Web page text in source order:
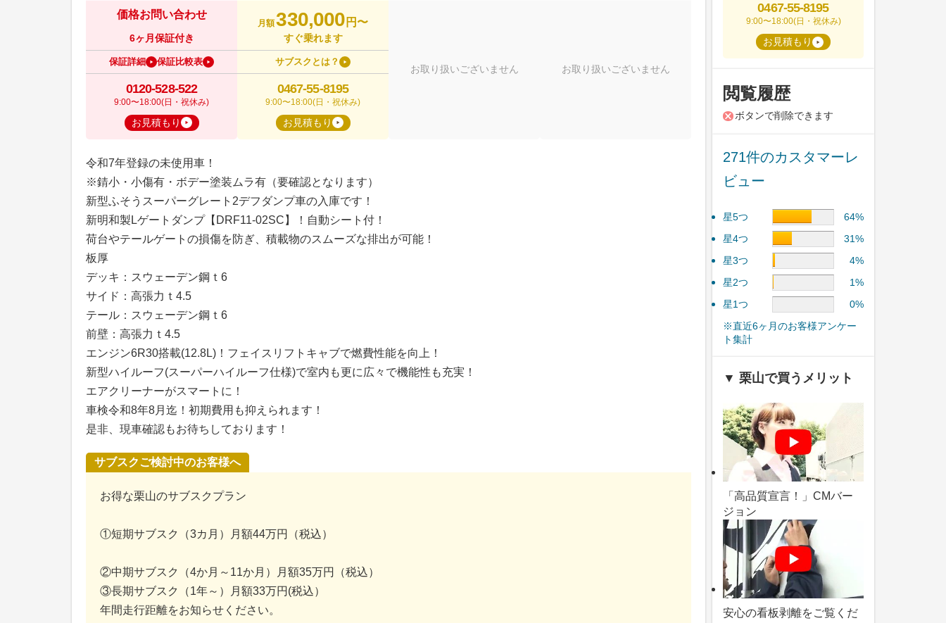
価格お問い合わせ
6ヶ月保証付き
保証詳細 保証比較表
0120-528-522
9:00〜18:00(日・祝休み)
お見積もり
月額330,000 円〜
すぐ乗れます
サブスクとは？
0467-55-8195
9:00〜18:00(日・祝休み)
お見積もり
お取り扱いございません お取り扱いございません
令和7年登録の未使用車！
※錆小・小傷有・ボデー塗装ムラ有（要確認となります）
新型ふそうスーパーグレート2デフダンプ車の入庫です！
新明和製Lゲートダンプ【DRF11-02SC】！自動シート付！
荷台やテールゲートの損傷を防ぎ、積載物のスムーズな排出が可能！
板厚
デッキ：スウェーデン鋼ｔ6
サイド：高張力ｔ4.5
テール：スウェーデン鋼ｔ6
前壁：高張力ｔ4.5
エンジン6R30搭載(12.8L)！フェイスリフトキャブで燃費性能を向上！
新型ハイルーフ(スーパーハイルーフ仕様)で室内も更に広々で機能性も充実！
エアクリーナーがスマートに！
車検令和8年8月迄！初期費用も抑えられます！
是非、現車確認もお待ちしております！
サブスクご検討中のお客様へ
お得な栗山のサブスクプラン
①短期サブスク（3カ月）月額44万円（税込）
②中期サブスク（4か月～11か月）月額35万円（税込）
③長期サブスク（1年～）月額33万円(税込）
年間走行距離をお知らせください。
0467-55-8195
9:00〜18:00(日・祝休み)
お見積もり
閲覧履歴
ボタンで削除できます
271件のカスタマーレ
ビュー
星5つ
64%
星4つ
31%
星3つ
4%
星2つ
1%
星1つ
0%
※直近6ヶ月のお客様アンケー
ト集計
▼ 栗山で買うメリット
「高品質宣言！」CMバー
ジョン
安心の看板剥離をご覧くだ